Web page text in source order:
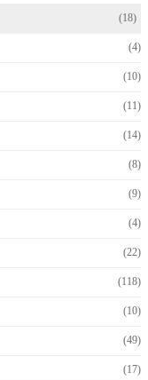
(18)
(4)
(10)
(11)
(14)
(8)
(9)
(4)
(22)
(118)
(10)
(49)
(17)